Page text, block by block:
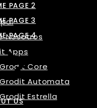
Nosotros
Apps
Grodit Core
Grodit Automata
Grodit Estrella
PAGE 2
PAGE 3
PAGE 4
US